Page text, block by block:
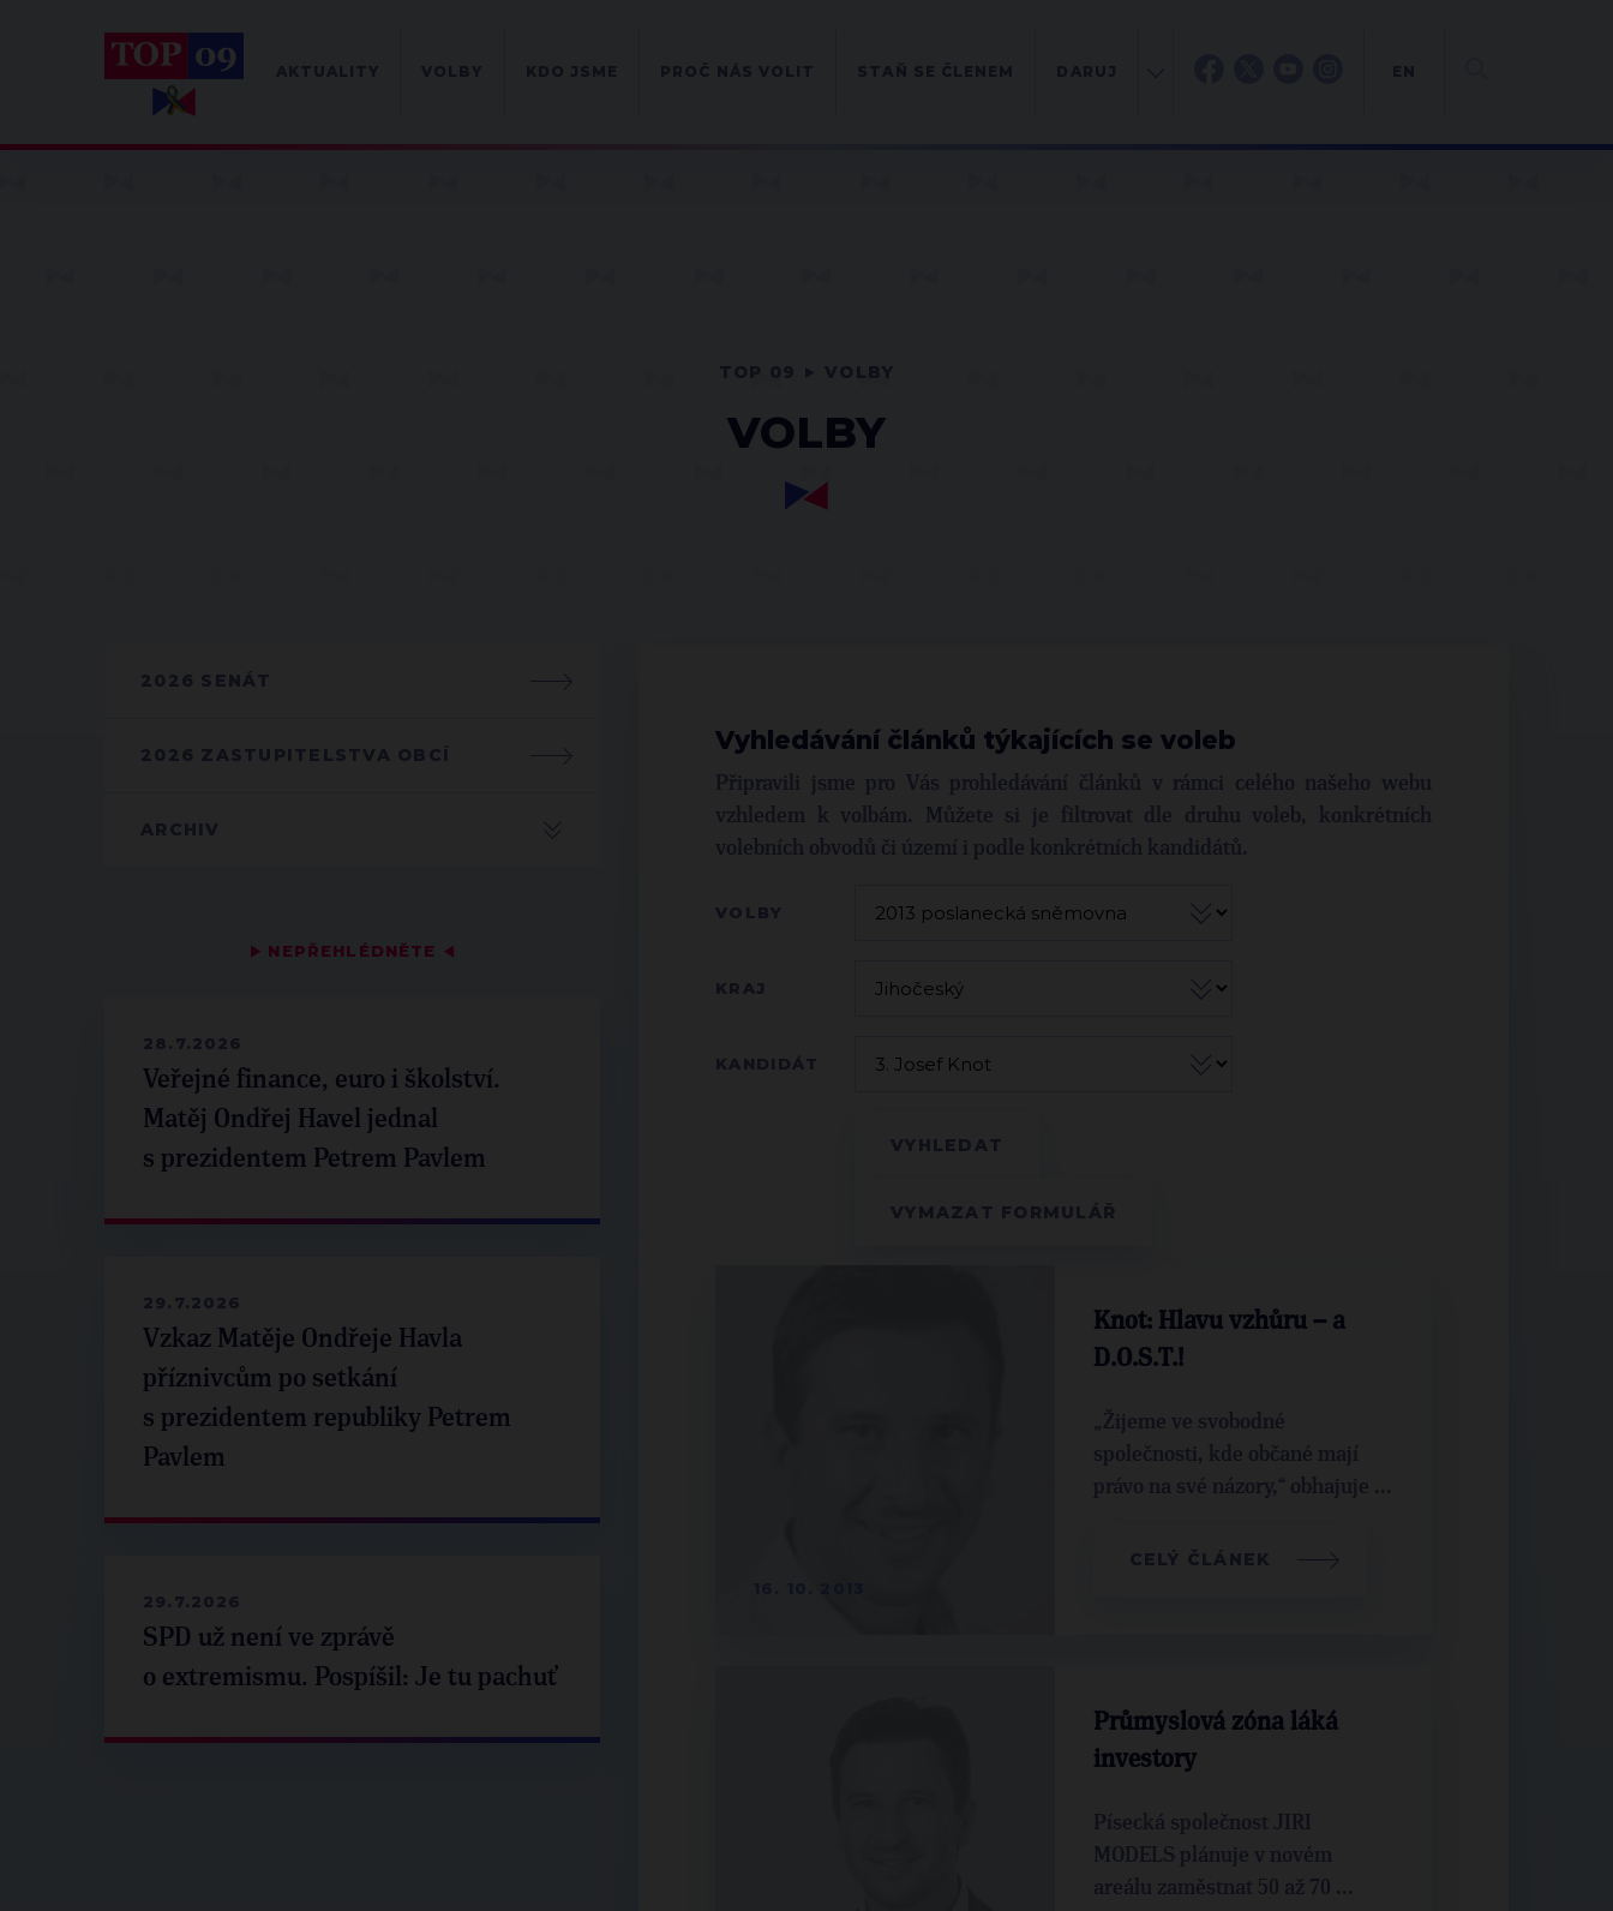
VOLBY
2026 SENÁT
2026 ZASTUPITELSTVA OBCÍ
ARCHIV
▶ NEPŘEHLÉDNĚTE ◀
28.7.2026
Veřejné finance, euro i školství.
Matěj Ondřej Havel jednal
s prezidentem Petrem Pavlem
29.7.2026
Vzkaz Matěje Ondřeje Havla
příznivcům po setkání
s prezidentem republiky Petrem
Pavlem
29.7.2026
SPD už není ve zprávě
o extremismu. Pospíšil: Je tu pachuť
Vyhledávání článků týkajících se voleb
Připravili jsme pro Vás prohledávání článků v rámci celého našeho webu
vzhledem k volbám. Můžete si je filtrovat dle druhu voleb, konkrétních
volebních obvodů či území i podle konkrétních kandidátů.
VOLBY
KRAJ
KANDIDÁT
Knot: Hlavu vzhůru – a
D.O.S.T.!
„Žijeme ve svobodné
společnosti, kde občané mají
právo na své názory,“ obhajuje ...
CELÝ ČLÁNEK
Průmyslová zóna láká
investory
Písecká společnost JIRI
MODELS plánuje v novém
areálu zaměstnat 50 až 70 ...